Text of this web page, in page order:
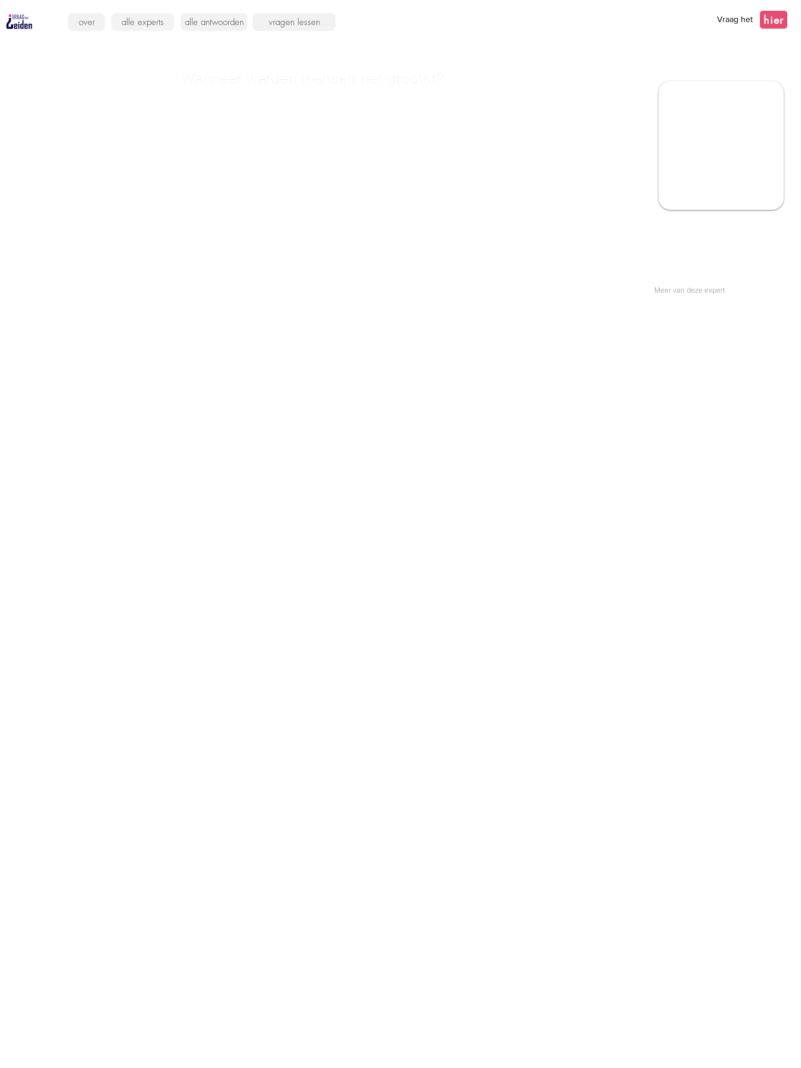
over alle experts alle antwoorden vragen lessen Vraag het hier
Meer van deze expert